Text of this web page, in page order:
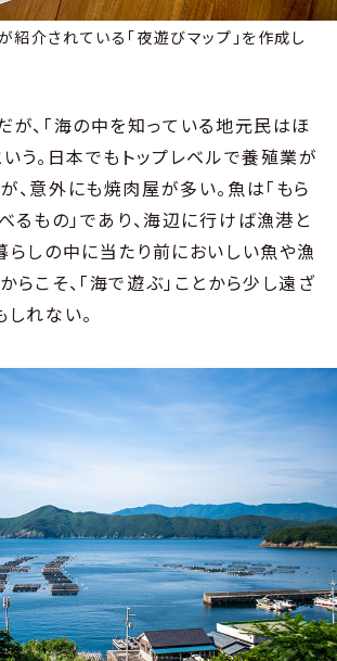
紹介されている「夜遊びマップ」を作成し
が、「海の中を知っている地元民はほ
いう。日本でもトップレベルで養殖業が
、意外にも焼肉屋が多い。魚は「もら
るもの」であり、海辺に行けば漁港と
らしの中に当たり前においしい魚や漁
こそ、「海で遊ぶ」ことから少し遠ざ
れない。